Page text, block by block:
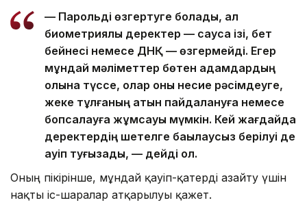
— Парольді өзгертуге болады, ал
биометриялық деректер — саусақ ізі, бет
бейнесі немесе ДНҚ — өзгермейді. Егер
мұндай мәліметтер бөтен адамдардың
қолына түссе, олар оны несие рәсімдеуге,
жеке тұлғаның атын пайдалануға немесе
бопсалауға жұмсауы мүмкін. Кей жағдайда
деректердің шетелге бақылаусыз берілуі де
қауіп туғызады, — дейді ол.
Оның пікірінше, мұндай қауіп-қатерді азайту үшін
нақты іс-шаралар атқарылуы қажет.